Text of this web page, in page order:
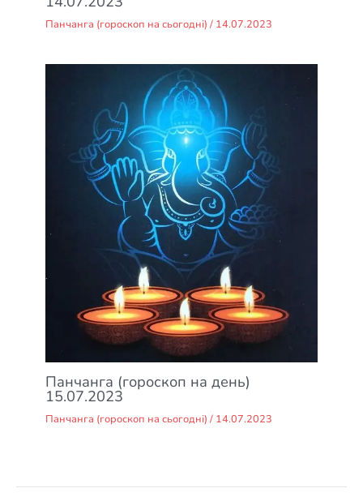
Панчанга (гороскоп на сьогодні) / 14.07.2023
Панчанга (гороскоп на день)
15.07.2023
Панчанга (гороскоп на сьогодні) / 14.07.2023